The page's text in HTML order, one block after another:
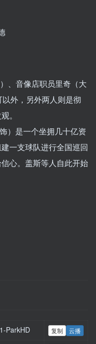
、音像店职员里奇（大
外，另外两人则是彻
。
）是一个坐拥几十亿资
一支球队进行全国巡回
心。盖斯等人自此开始
ParkHD 复制 云播